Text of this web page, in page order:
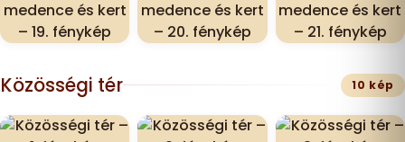
Közösségi tér 10 kép